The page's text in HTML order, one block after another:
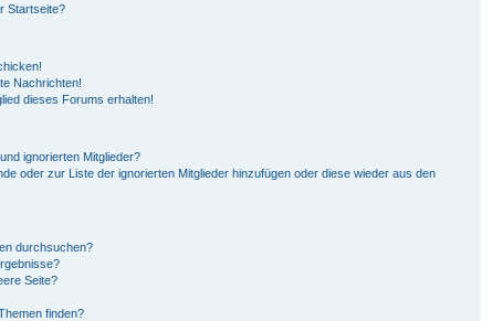
Startseite?
Nachrichten!
dieses Forums erhalten!
ignorierten Mitglieder?
oder zur Liste der ignorierten Mitglieder hinzufügen oder diese wieder aus den
durchsuchen?
Seite?
finden?